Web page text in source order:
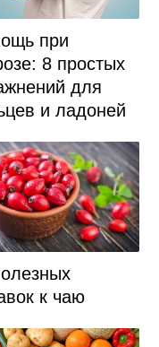
при
8 простых
для
и ладоней
к чаю